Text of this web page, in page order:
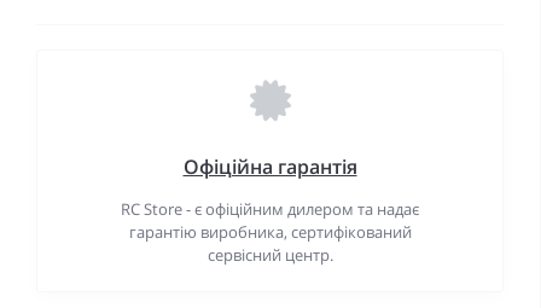
Офіційна гарантія
RC Store - є офіційним дилером та надає
гарантію виробника, сертифікований
сервісний центр.